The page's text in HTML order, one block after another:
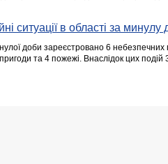
ситуації в області за минулу
доби зареєстровано 6
та 4 пожежі. Внаслідок цих